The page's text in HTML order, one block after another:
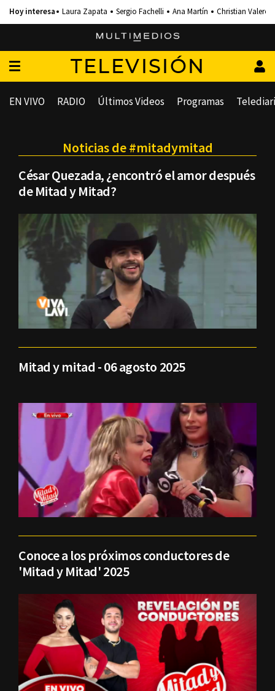
Laura Zapata Sergio Fachelli Ana Martín Christian Valero
TELEVISIÓN
EN VIVO RADIO Últimos Videos Programas
Noticias de #mitadymitad
César Quezada, ¿encontró el amor después
de Mitad y Mitad?
Mitad y mitad - 06 agosto 2025
Conoce a los próximos conductores de
'Mitad y Mitad' 2025